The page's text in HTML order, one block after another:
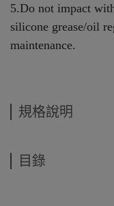
5.Do not impact
silicone grease/oil
maintenance.
規格說明
目錄